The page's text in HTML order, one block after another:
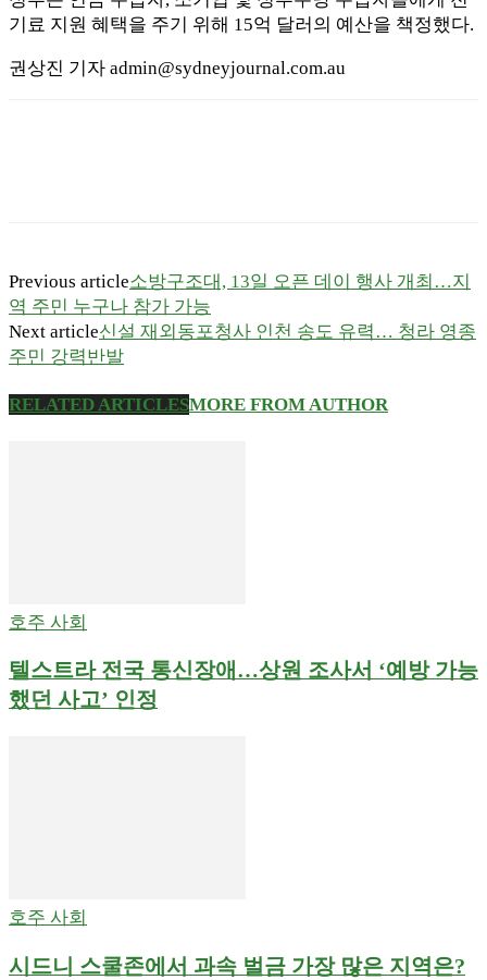
기료 지원 혜택을 주기 위해 15억 달러의 예산을 책정했다.
권상진 기자 admin@sydneyjournal.com.au
Previous article소방구조대, 13일 오픈 데이 행사 개최…지
역 주민 누구나 참가 가능
Next article신설 재외동포청사 인천 송도 유력… 청라 영종
주민 강력반발
RELATED ARTICLESMORE FROM AUTHOR
호주 사회
텔스트라 전국 통신장애…상원 조사서 ‘예방 가능
했던 사고’ 인정
호주 사회
시드니 스쿨존에서 과속 벌금 가장 많은 지역은?